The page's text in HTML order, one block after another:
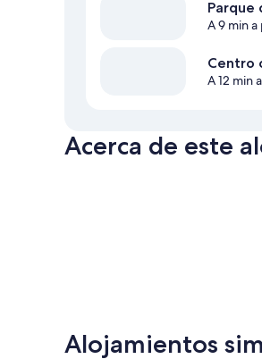
Parque
A 9 min a
Centro
A 12 min
Acerca de este
Alojamientos